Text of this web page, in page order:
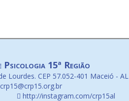
15ª Região
Lourdes. CEP 57.052-401 Maceió - AL
http://instagram.com/crp15al